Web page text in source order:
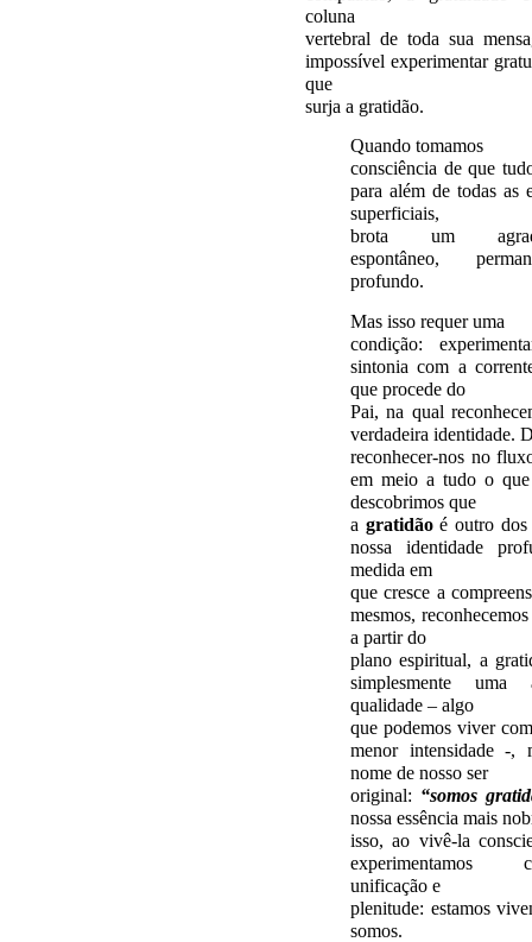
coluna
vertebral de toda sua
impossível experimentar
que
surja a gratidão.
Quando tomamos
consciência de que
para além de todas as
superficiais,
brota um
espontâneo,
profundo.
Mas isso requer uma
condição:
sintonia com a
que procede do
Pai, na qual
verdadeira identidade.
reconhecer-nos no
em meio a tudo o que
descobrimos que
a gratidãoé outro dos
nossa identidade
medida em
que cresce a
mesmos,
a partir do
plano espiritual, a
simplesmente uma
qualidade – algo
que podemos viver
menor intensidade -,
nome de nosso ser
original: “somos
nossa essência mais
isso, ao vivê-la
experimentamos
unificação e
plenitude: estamos
somos.